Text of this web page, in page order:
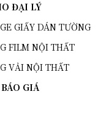
ĐẠI LÝ
GIẤY DÁN TƯỜNG
FILM NỘI THẤT
VẢI NỘI THẤT
GIÁ